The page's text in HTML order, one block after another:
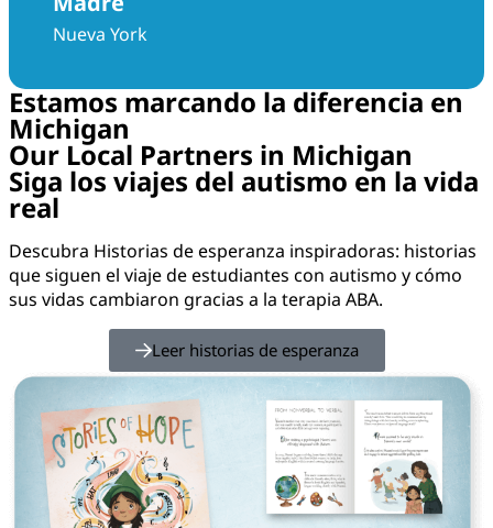
Nueva York
Estamos marcando la diferencia en
Michigan
Our Local Partners in Michigan
Siga los viajes del autismo en la vida
real
Descubra Historias de esperanza inspiradoras: historias
que siguen el viaje de estudiantes con autismo y cómo
sus vidas cambiaron gracias a la terapia ABA.
Leer historias de esperanza